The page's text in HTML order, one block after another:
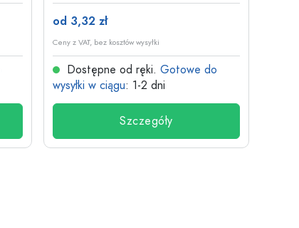
od 3,32 zł
Ceny z VAT, bez kosztów wysyłki
Dostępne od ręki. Gotowe do
wysyłki w ciągu: 1-2 dni
Szczegóły